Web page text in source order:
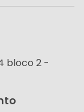
bloco 2 -